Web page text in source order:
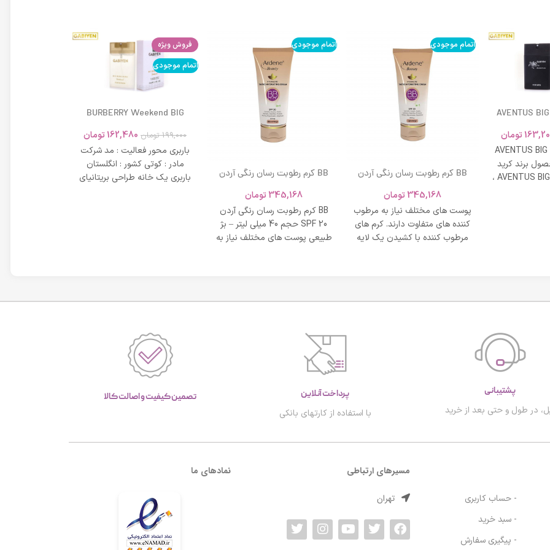
AVENTUS
تومان
AVENTUS
برند کرید
ادکلن AVENTUS BIG MODERN ،
اتمام موجودی
BB کرم رطوبت رسان رنگی آردن
روشن
345,168تومان
پوست های مختلف نیاز به مرطوب
کننده های متفاوت دارند. کرم های
مرطوب کننده با کشیدن یک لایه
اتمام موجودی
BB کرم رطوبت رسان رنگی آردن
طبیعی
345,168تومان
BB کرم رطوبت رسان رنگی آردن
SPF 20 حجم 40 میلی لیتر – بژ
طبیعی پوست های مختلف نیاز به
فروش ویژه
اتمام موجودی
BURBERRY Weekend BIG
199,000 تومان 162,480تومان
باربری محور فعالیت : مد شرکت
مادر : کوتی کشور : انگلستان
باربری یک خانه طراحی بریتانیای
پشتیبانی
در طول و حتی بعد از خرید
پرداخت آنلاین
با استفاده از کارتهای بانکی
تصمین کیفیت و اصالت کالا
- حساب کاربری
- سبد خرید
- پیگیری سفارش
مسیرهای ارتباطی
تهران
نمادهای ما